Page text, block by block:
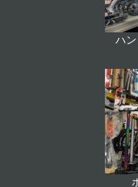
ハ